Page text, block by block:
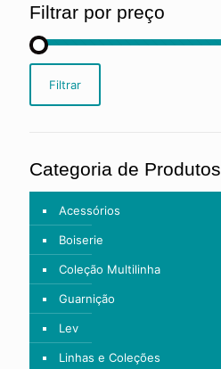
Filtrar por preço
Preço
mínimo
Preço
máximo
Filtrar
Categoria de Produtos
Acessórios
Boiserie
Coleção Multilinha
Guarnição
Lev
Linhas e Coleções